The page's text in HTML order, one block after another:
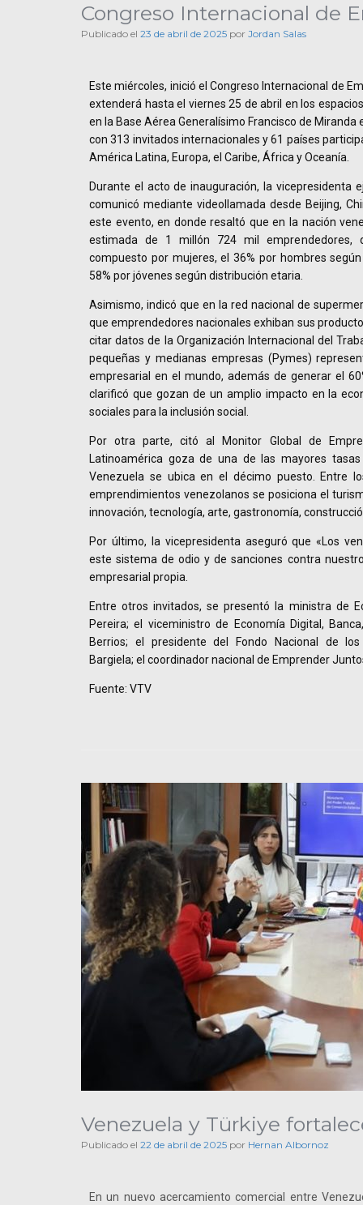
Congreso Internacional de
Publicado el 23 de abril de 2025 por Jordan Salas
Este miércoles, inició el Congreso Internacional de
extenderá hasta el viernes 25 de abril en los
en la Base Aérea Generalísimo Francisco de Miranda
con 313 invitados internacionales y 61 países
América Latina, Europa, el Caribe, África y Oceanía.
Durante el acto de inauguración, la vicepresidenta
comunicó mediante videollamada desde Beijing,
este evento, en donde resaltó que en la nación
estimada de 1 millón 724 mil emprendedores,
compuesto por mujeres, el 36% por hombres
58% por jóvenes según distribución etaria.
Asimismo, indicó que en la red nacional de
que emprendedores nacionales exhiban sus
citar datos de la Organización Internacional del
pequeñas y medianas empresas (Pymes)
empresarial en el mundo, además de generar el
clarificó que gozan de un amplio impacto en la
sociales para la inclusión social.
Por otra parte, citó al Monitor Global de
Latinoamérica goza de una de las mayores
Venezuela se ubica en el décimo puesto. Entre
emprendimientos venezolanos se posiciona el
innovación, tecnología, arte, gastronomía,
Por último, la vicepresidenta aseguró que «Los
este sistema de odio y de sanciones contra
empresarial propia.
Entre otros invitados, se presentó la ministra de
Pereira; el viceministro de Economía Digital,
Berrios; el presidente del Fondo Nacional de los
Bargiela; el coordinador nacional de Emprender
Fuente: VTV
Venezuela y Türkiye
Publicado el 22 de abril de 2025 por Hernan Albornoz
En un nuevo acercamiento comercial entre